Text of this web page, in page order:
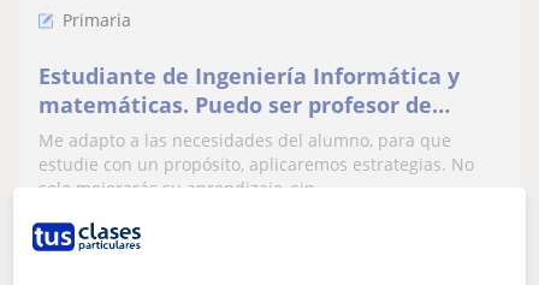
Primaria
Estudiante de Ingeniería Informática y
matemáticas. Puedo ser profesor de
primaria, de la eso en asignaturas como
matemáticas.
Me adapto a las necesidades del alumno, para que
estudie con un propósito, aplicaremos estrategias. No
solo mejorarás su aprendizaje, sin...